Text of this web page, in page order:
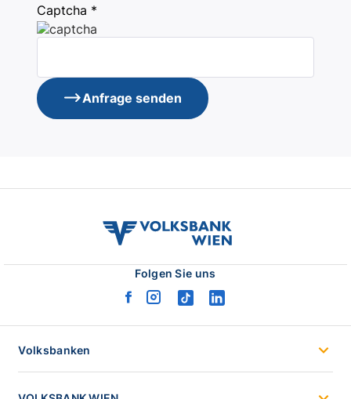
Captcha *
Anfrage senden
volksbank
wien
Folgen Sie uns
facebook
instagram
tiktoklinkedin
Volksbanken